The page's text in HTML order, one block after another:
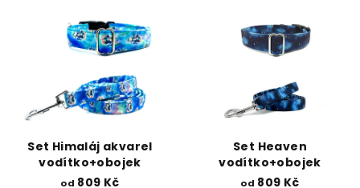
Set Himaláj akvarel
vodítko+obojek
od 809 Kč
Set Heaven
vodítko+obojek
od 809 Kč